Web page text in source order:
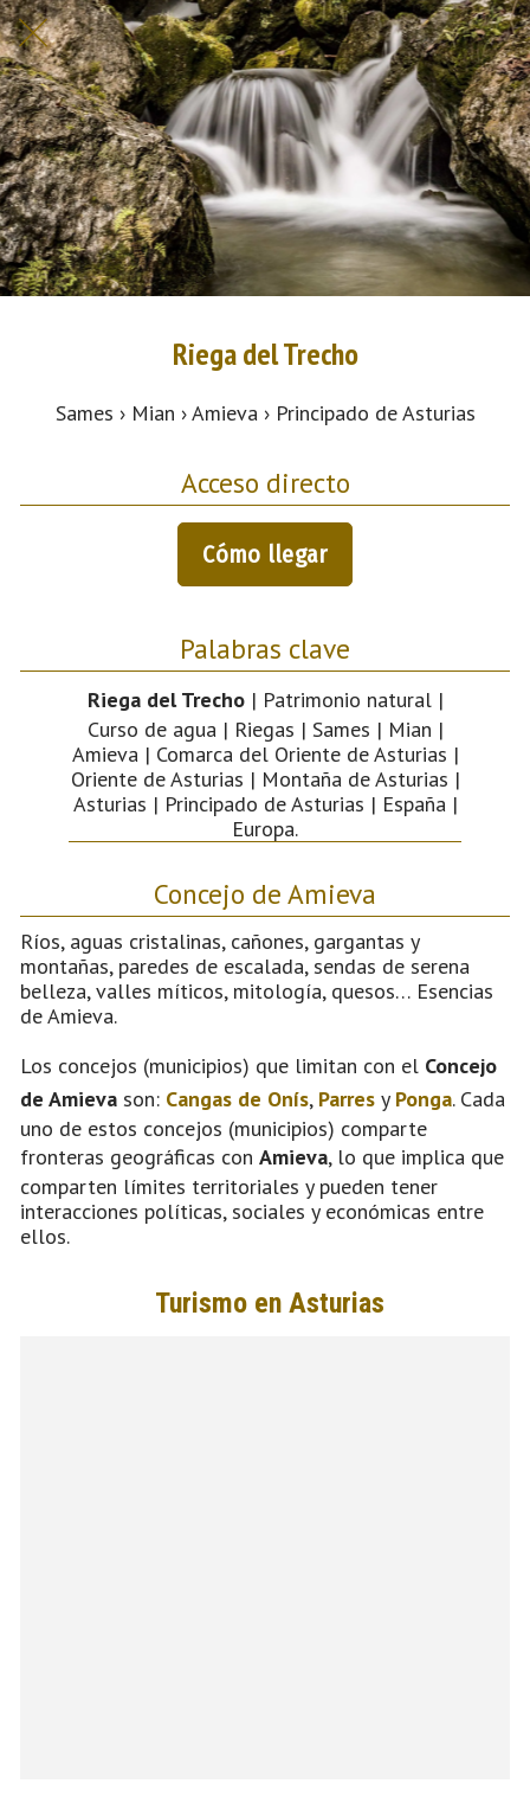
Riega del Trecho
Sames › Mian › Amieva › Principado de Asturias
Acceso directo
Cómo llegar
Palabras clave
Riega del Trecho| Patrimonio natural |
Curso de agua | Riegas | Sames | Mian |
Amieva | Comarca del Oriente de Asturias |
Oriente de Asturias | Montaña de Asturias |
Asturias | Principado de Asturias | España |
Europa.
Concejo de Amieva
Ríos, aguas cristalinas, cañones, gargantas y
montañas, paredes de escalada, sendas de serena
belleza, valles míticos, mitología, quesos… Esencias
de Amieva.
Los concejos (municipios) que limitan con el Concejo
de Amieva son: Cangas de Onís, Parres y Ponga. Cada
uno de estos concejos (municipios) comparte
fronteras geográficas con Amieva, lo que implica que
comparten límites territoriales y pueden tener
interacciones políticas, sociales y económicas entre
ellos.